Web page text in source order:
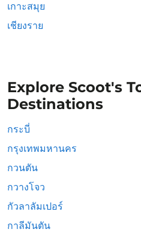
เกาะสมุย
เชียงราย
Explore Scoot's
Destinations
กระบี่
กรุงเทพมหานคร
กวนตัน
กวางโจว
กัวลาลัมเปอร์
กาลีมันตัน